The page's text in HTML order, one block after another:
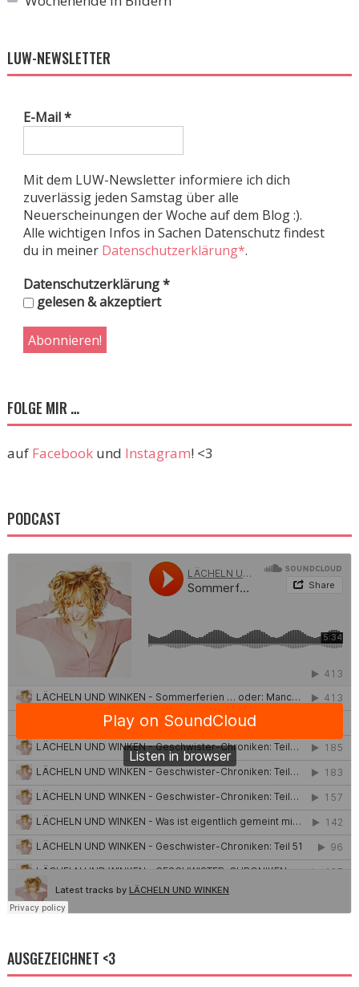
LUW-NEWSLETTER
E-Mail*
Mit dem LUW-Newsletter informiere ich dich
zuverlässig jeden Samstag über alle
Neuerscheinungen der Woche auf dem Blog :).
Alle wichtigen Infos in Sachen Datenschutz findest
du in meiner Datenschutzerklärung*.
Datenschutzerklärung*
gelesen & akzeptiert
FOLGE MIR …
auf Facebookund Instagram! <3
PODCAST
AUSGEZEICHNET <3